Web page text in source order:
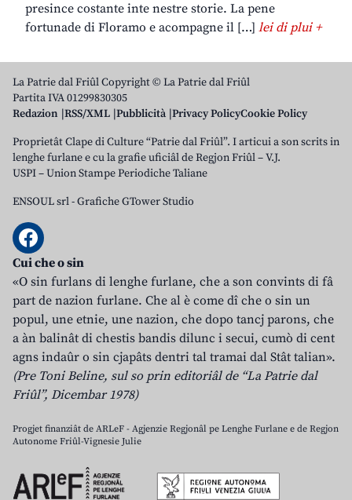
presince costante inte nestre storie. La pene
fortunade di Floramo e acompagne il […] lei di plui +
La Patrie dal Friûl Copyright © La Patrie dal Friûl
Partita IVA 01299830305
Redazion RSS/XML Pubblicità Privacy PolicyCookie Policy
Proprietât Clape di Culture “Patrie dal Friûl”. I articui a son scrits in
lenghe furlane e cu la grafie uficiâl de Regjon Friûl – V.J.
USPI – Union Stampe Periodiche Taliane
ENSOUL srl-Grafiche GTower Studio
Cui che o sin
«O sin furlans di lenghe furlane, che a son convints di fâ
part de nazion furlane. Che al è come dî che o sin un
popul, une etnie, une nazion, che dopo tancj parons, che
a àn balinât di chestis bandis dilunc i secui, cumò di cent
agns indaûr o sin cjapâts dentri tal tramai dal Stât talian».
(Pre Toni Beline, sul so prin editoriâl de “La Patrie dal
Friûl”, Dicembar 1978)
Progjet finanziât de ARLeF - Agjenzie Regjonâl pe Lenghe Furlane e de Regjon
Autonome Friûl-Vignesie Julie